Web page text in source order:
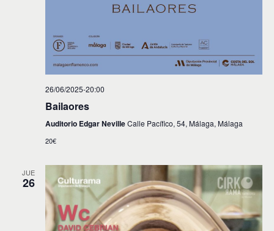
26/06/2025-20:00
Bailaores
Auditorio Edgar NevilleCalle Pacífico, 54, Málaga, Málaga
20€
JUE
26